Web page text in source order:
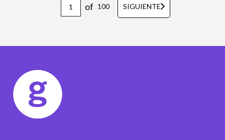
of 100 SIGUIENTE